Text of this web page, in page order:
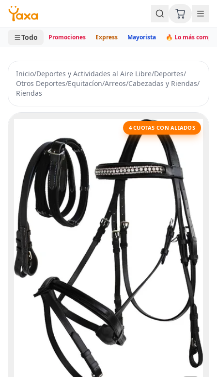
MINI CARRITO
0 productos
Todo Promociones Express Mayorista 🔥 Lo más
Inicio/Deportes y Actividades al Aire Libre/Deportes/
Otros Deportes/Equitacíon/Arreos/Cabezadas y Riendas/
Riendas
4 CUOTAS CON ALIADOS